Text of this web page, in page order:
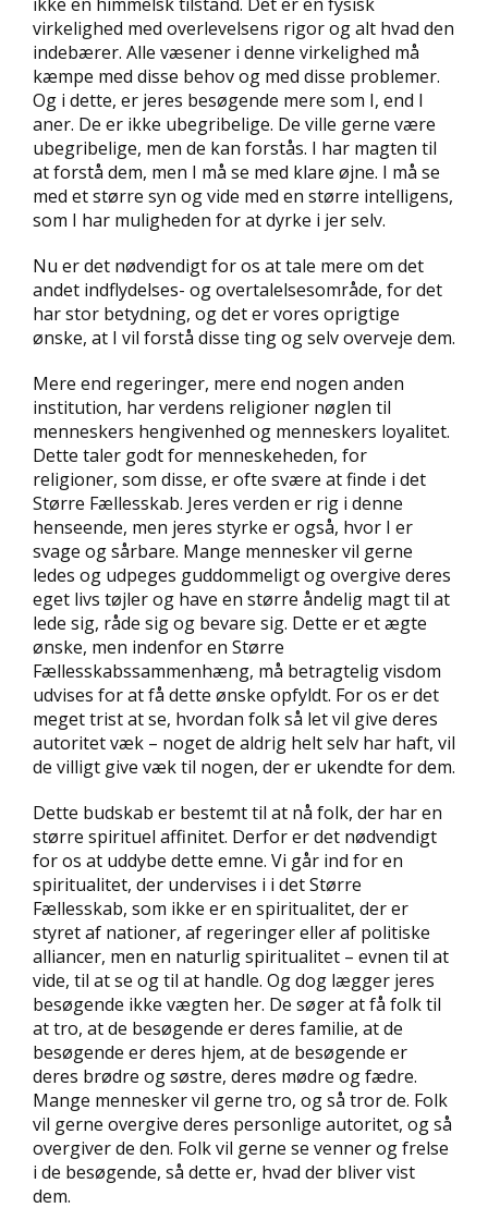
virkelighed med overlevelsens rigor og alt hvad den
indebærer. Alle væsener i denne virkelighed må
kæmpe med disse behov og med disse problemer.
Og i dette, er jeres besøgende mere som I, end I
aner. De er ikke ubegribelige. De ville gerne være
ubegribelige, men de kan forstås. I har magten til
at forstå dem, men I må se med klare øjne. I må se
med et større syn og vide med en større intelligens,
som I har muligheden for at dyrke i jer selv.
Nu er det nødvendigt for os at tale mere om det
andet indflydelses- og overtalelsesområde, for det
har stor betydning, og det er vores oprigtige
ønske, at I vil forstå disse ting og selv overveje dem.
Mere end regeringer, mere end nogen anden
institution, har verdens religioner nøglen til
menneskers hengivenhed og menneskers loyalitet.
Dette taler godt for menneskeheden, for
religioner, som disse, er ofte svære at finde i det
Større Fællesskab. Jeres verden er rig i denne
henseende, men jeres styrke er også, hvor I er
svage og sårbare. Mange mennesker vil gerne
ledes og udpeges guddommeligt og overgive deres
eget livs tøjler og have en større åndelig magt til at
lede sig, råde sig og bevare sig. Dette er et ægte
ønske, men indenfor en Større
Fællesskabssammenhæng, må betragtelig visdom
udvises for at få dette ønske opfyldt. For os er det
meget trist at se, hvordan folk så let vil give deres
autoritet væk – noget de aldrig helt selv har haft, vil
de villigt give væk til nogen, der er ukendte for dem.
Dette budskab er bestemt til at nå folk, der har en
større spirituel affinitet. Derfor er det nødvendigt
for os at uddybe dette emne. Vi går ind for en
spiritualitet, der undervises i i det Større
Fællesskab, som ikke er en spiritualitet, der er
styret af nationer, af regeringer eller af politiske
alliancer, men en naturlig spiritualitet – evnen til at
vide, til at se og til at handle. Og dog lægger jeres
besøgende ikke vægten her. De søger at få folk til
at tro, at de besøgende er deres familie, at de
besøgende er deres hjem, at de besøgende er
deres brødre og søstre, deres mødre og fædre.
Mange mennesker vil gerne tro, og så tror de. Folk
vil gerne overgive deres personlige autoritet, og så
overgiver de den. Folk vil gerne se venner og frelse
i de besøgende, så dette er, hvad der bliver vist
dem.